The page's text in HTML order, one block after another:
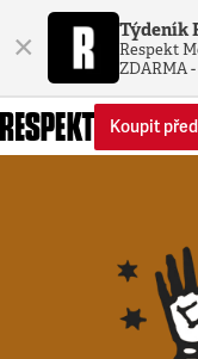
× Týdeník
Respekt
ZDARMA
Koupit